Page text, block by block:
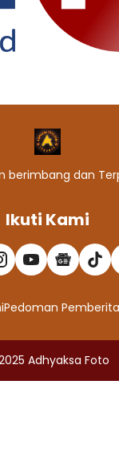
berimbang dan
Ikuti Kami
Pedoman
Adhyaksa Foto